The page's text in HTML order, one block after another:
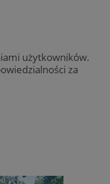
użytkowników.
za